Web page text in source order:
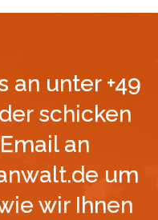
an unter +49
schicken
an
um
wir Ihnen